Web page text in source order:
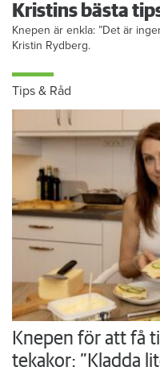
Kristins bästa
Knepen är enkla: ”Det är
Kristin Rydberg.
Tips & Råd
Knepen för att få
tekakor: ”Kladda